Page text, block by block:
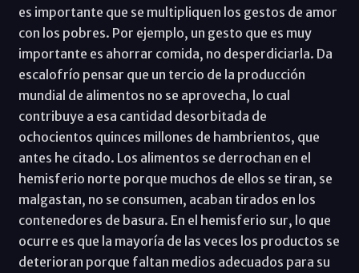
es importante que se multipliquen los gestos de amor
con los pobres. Por ejemplo, un gesto que es muy
importante es ahorrar comida, no desperdiciarla. Da
escalofrío pensar que un tercio de la producción
mundial de alimentos no se aprovecha, lo cual
contribuye a esa cantidad desorbitada de
ochocientos quinces millones de hambrientos, que
antes he citado. Los alimentos se derrochan en el
hemisferio norte porque muchos de ellos se tiran, se
malgastan, no se consumen, acaban tirados en los
contenedores de basura. En el hemisferio sur, lo que
ocurre es que la mayoría de las veces los productos se
deterioran porque faltan medios adecuados para su